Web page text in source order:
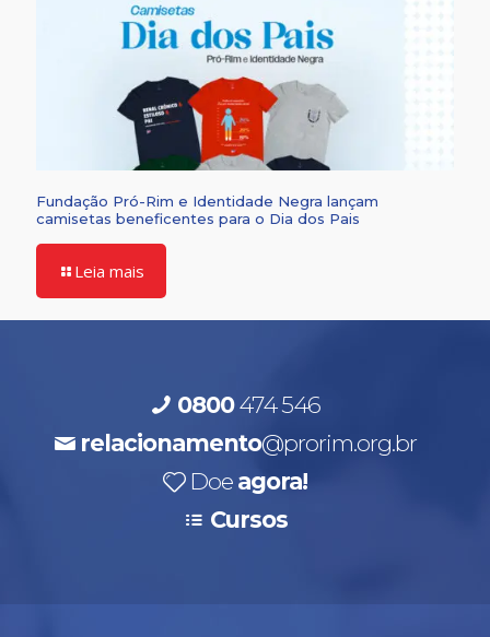
Fundação Pró-Rim e Identidade Negra lançam
camisetas beneficentes para o Dia dos Pais
Leia mais
0800474 546
relacionamento@prorim.org.br
Doe agora!
Cursos